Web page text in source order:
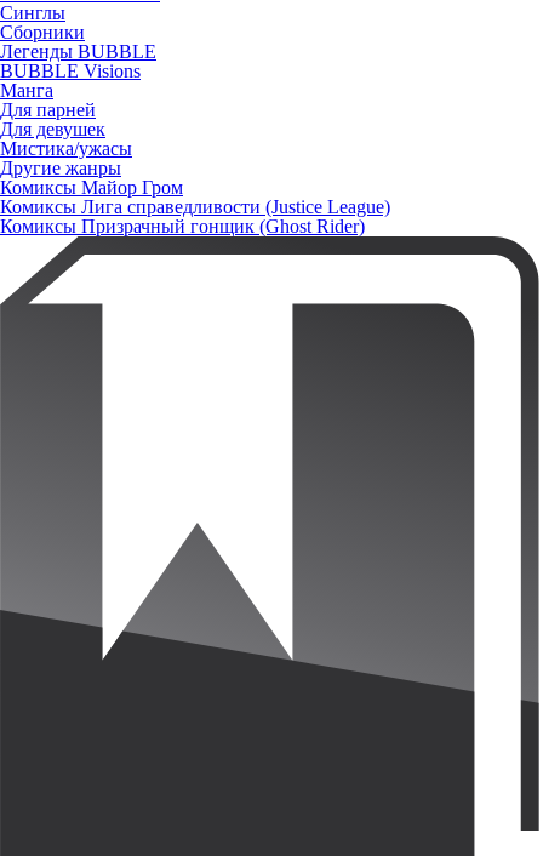
Синглы
Сборники
Легенды BUBBLE
BUBBLE Visions
Манга
Для парней
Для девушек
Мистика/ужасы
Другие жанры
Комиксы Майор Гром
Комиксы Лига справедливости (Justice League)
Комиксы Призрачный гонщик (Ghost Rider)